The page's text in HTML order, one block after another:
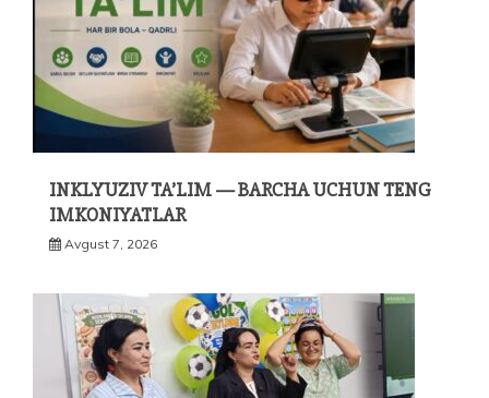
INKLYUZIV TA’LIM — BARCHA UCHUN TENG
IMKONIYATLAR
Avgust 7, 2026